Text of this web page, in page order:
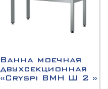
Ванна моечная
двухсекционная
«Cryspi ВМН Ш 2 »